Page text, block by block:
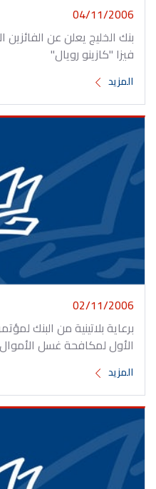
04/11/2006
بنك الخليج يعلن عن الفائزين
فيزا "كازينو رويال"
المزيد
02/11/2006
برعاية بلاتينية من البنك
الأول لمكافحة غسل الأموال
المزيد